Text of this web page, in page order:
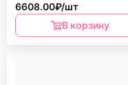
6608.00₽/шт
В корзину